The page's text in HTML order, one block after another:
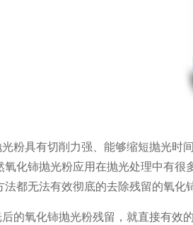
粉具有切削力强、能够缩短抛光时
氧化铈抛光粉应用在抛光处理中有
都无法有效彻底的去除残留的氧化
的氧化铈抛光粉残留，就直接有效